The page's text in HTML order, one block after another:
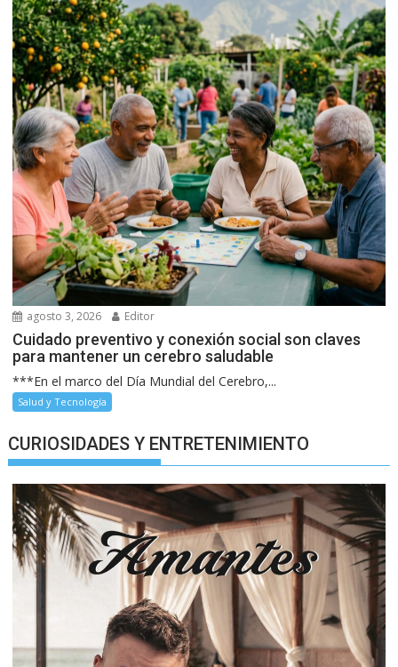
agosto 3, 2026 Editor
Cuidado preventivo y conexión social son claves
para mantener un cerebro saludable
***En el marco del Día Mundial del Cerebro,...
Salud y Tecnología
CURIOSIDADES Y ENTRETENIMIENTO